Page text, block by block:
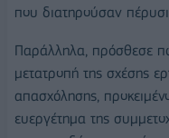
που διατηρούσαν
Παράλληλα, πρόσθεσε
μετατροπή της σχέσης
απασχόλησης,
ευεργέτημα της